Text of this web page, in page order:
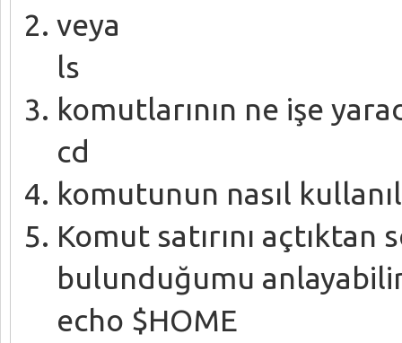
veya
ls
komutlarının ne işe
cd
komutunun nasıl
Komut satırını
bulunduğumu
echo $HOME